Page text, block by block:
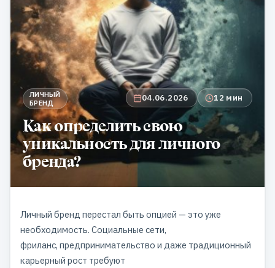
ЛИЧНЫЙ
БРЕНД
04.06.2026 12 мин
Как определить свою
уникальность для личного
бренда?
Личный бренд перестал быть опцией — это уже
необходимость. Социальные сети,
фриланс, предпринимательство и даже традиционный
карьерный рост требуют